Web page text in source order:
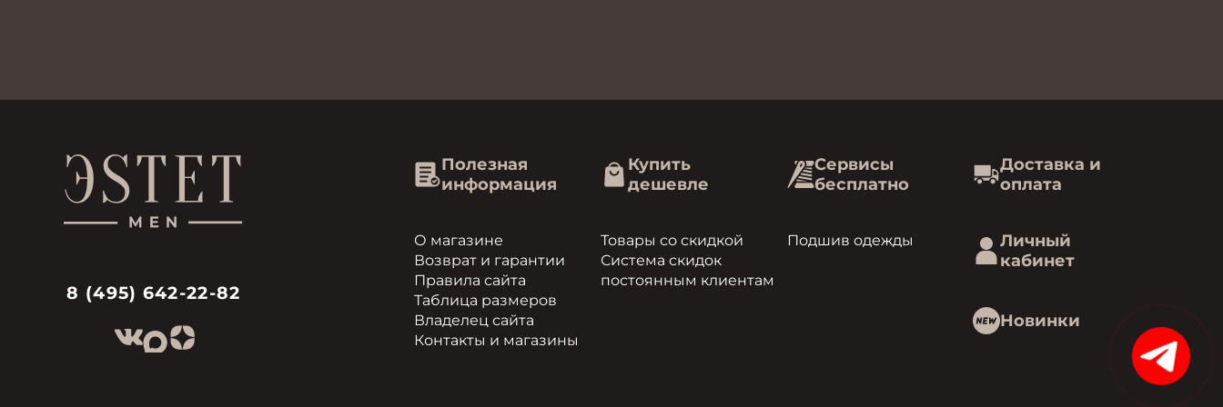
8 (495) 642-22-82
Полезная
информация
О магазине
Возврат и гарантии
Правила сайта
Таблица размеров
Владелец сайта
Контакты и магазины
Купить
дешевле
Товары со скидкой
Система скидок
постоянным клиентам
Сервисы
бесплатно
Подшив одежды
Доставка и
оплата
Личный
кабинет
Новинки